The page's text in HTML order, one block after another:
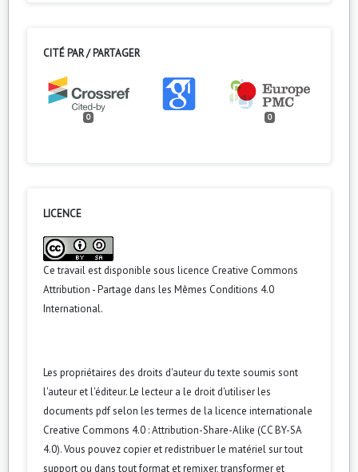
CITÉ PAR / PARTAGER
0 0
LICENCE
Ce travail est disponible sous licence Creative Commons
Attribution - Partage dans les Mêmes Conditions 4.0
International.
Les propriétaires des droits d'auteur du texte soumis sont
l'auteur et l'éditeur. Le lecteur a le droit d'utiliser les
documents pdf selon les termes de la licence internationale
Creative Commons 4.0 : Attribution-Share-Alike (CC BY-SA
4.0). Vous pouvez copier et redistribuer le matériel sur tout
support ou dans tout format et remixer, transformer et